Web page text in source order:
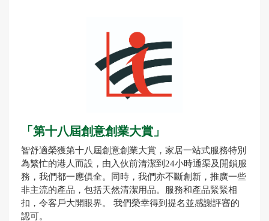
「第十八屆創意創業大賞」
智舒適榮獲第十八屆創意創業大賞，家居一站式服務特別
為繁忙的港人而設，由入伙前清潔到24小時通渠及開鎖服
務，我們都一應俱全。同時，我們亦不斷創新，推廣一些
非主流的產品，包括天然清潔用品。服務和產品緊緊相
扣，令客戶大開眼界。 我們榮幸得到提名並感謝評審的
認可。